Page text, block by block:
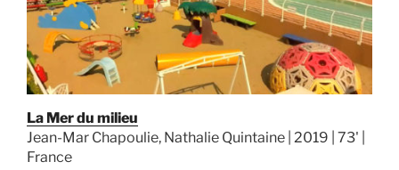
La Mer du milieu
Jean-Mar Chapoulie, Nathalie Quintaine | 2019 | 73' |
France